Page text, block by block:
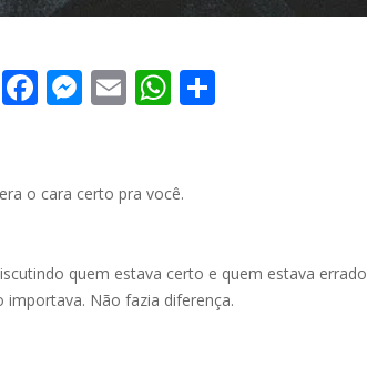
F
b
o
k
M
e
g
er
E
l
W
s
p
p
o cara certo pra você.
quem estava certo e quem estava errado
Não fazia diferença.